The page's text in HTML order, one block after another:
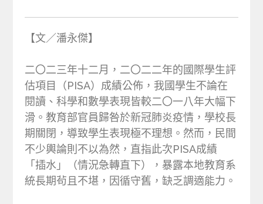
【文／潘永傑】
二〇二三年十二月，二〇二二年的國際學生評
估項目（PISA）成績公佈，我國學生不論在
閱讀、科學和數學表現皆較二〇一八年大幅下
滑。教育部官員歸咎於新冠肺炎疫情，學校長
期關閉，導致學生表現極不理想。然而，民間
不少輿論則不以為然，直指此次PISA成績
「插水」（情況急轉直下），暴露本地教育系
統長期茍且不堪，因循守舊，缺乏調適能力。